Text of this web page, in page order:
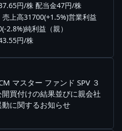
円/株 配当金47円/株
売上高31700(+1.5%)営業利益
2.8%)純利益（親）
円/株
マスター ファンド SPV ３
買付けの結果並びに親会社
に関するお知らせ